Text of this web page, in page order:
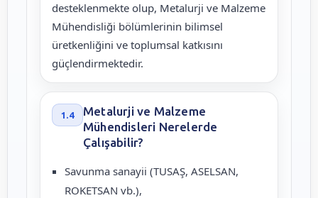
desteklenmekte olup, Metalurji ve Malzeme
Mühendisliği bölümlerinin bilimsel
üretkenliğini ve toplumsal katkısını
güçlendirmektedir.
1.4
Metalurji ve Malzeme
Mühendisleri Nerelerde
Çalışabilir?
Savunma sanayii (TUSAŞ, ASELSAN,
ROKETSAN vb.),